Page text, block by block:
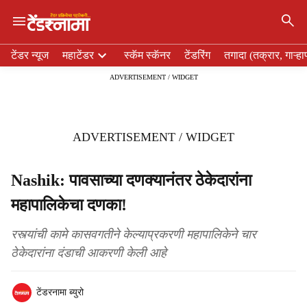
e
टेंडर न्यूज महाटेंडर स्कॅम स्कॅनर टेंडरिंग तगादा (तक्रार,
ADVERTISEMENT / WIDGET
ADVERTISEMENT / WIDGET
Nashik: पावसाच्या दणक्यानंतर ठेकेदारांना
महापालिकेचा दणका!
रस्त्यांची कामे कासवगतीने केल्याप्रकरणी महापालिकेने चार
ठेकेदारांना दंडाची आकरणी केली आहे
टेंडरनामा ब्युरो